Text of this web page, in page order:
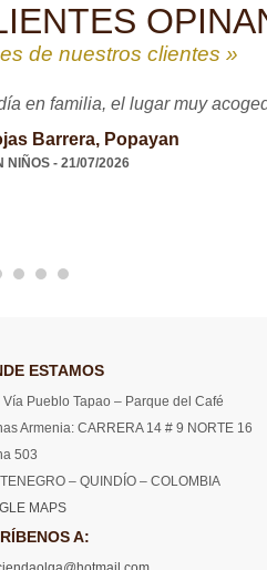
de nuestros clientes »
en familia, el lugar muy
Barrera, Popayan
NIÑOS - 21/07/2026
ESTAMOS
Vía Pueblo Tapao – Parque del Café
Armenia: CARRERA 14 # 9 NORTE 16
503
– QUINDÍO – COLOMBIA
MAPS
A: